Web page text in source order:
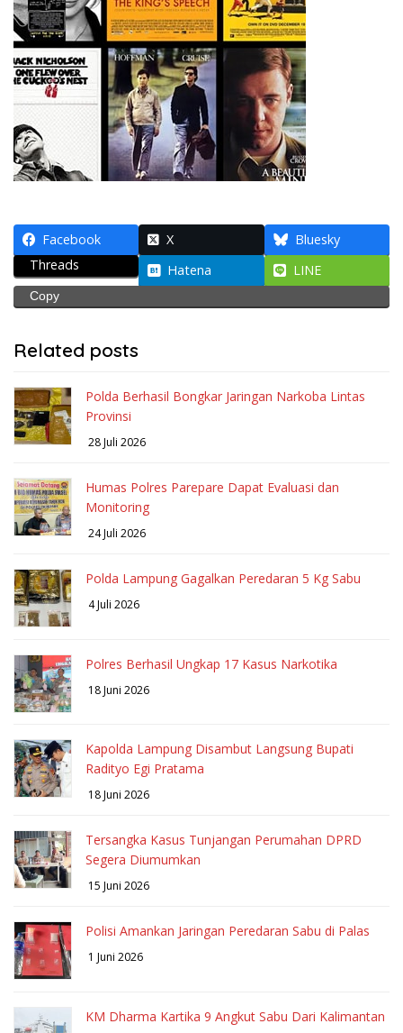
Facebook X
Bluesky
Threads
Hatena LINE
Copy
Related posts
Polda Berhasil Bongkar Jaringan Narkoba Lintas
Provinsi
28 Juli 2026
Humas Polres Parepare Dapat Evaluasi dan
Monitoring
24 Juli 2026
Polda Lampung Gagalkan Peredaran 5 Kg Sabu
4 Juli 2026
Polres Berhasil Ungkap 17 Kasus Narkotika
18 Juni 2026
Kapolda Lampung Disambut Langsung Bupati
Radityo Egi Pratama
18 Juni 2026
Tersangka Kasus Tunjangan Perumahan DPRD
Segera Diumumkan
15 Juni 2026
Polisi Amankan Jaringan Peredaran Sabu di Palas
1 Juni 2026
KM Dharma Kartika 9 Angkut Sabu Dari Kalimantan